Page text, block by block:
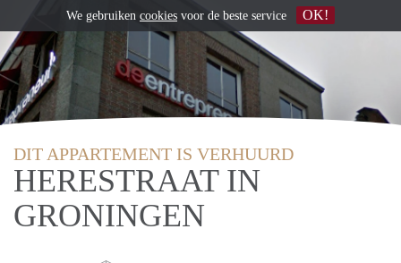
DIT APPARTEMENT IS VERHUURD
HERESTRAAT IN
GRONINGEN
We gebruiken cookies voor de beste service OK!